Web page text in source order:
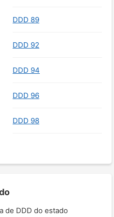
DDD 89
DDD 92
DDD 94
DDD 96
DDD 98
de DDD do estado